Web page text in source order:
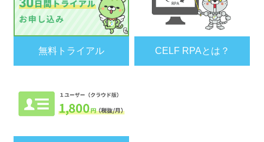
無料トライアル CELF RPAとは？